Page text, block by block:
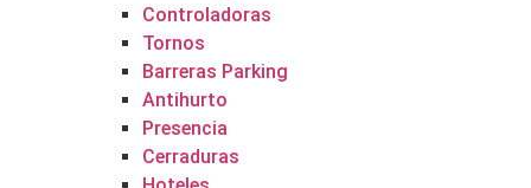
Controladoras
Tornos
Barreras Parking
Antihurto
Presencia
Cerraduras